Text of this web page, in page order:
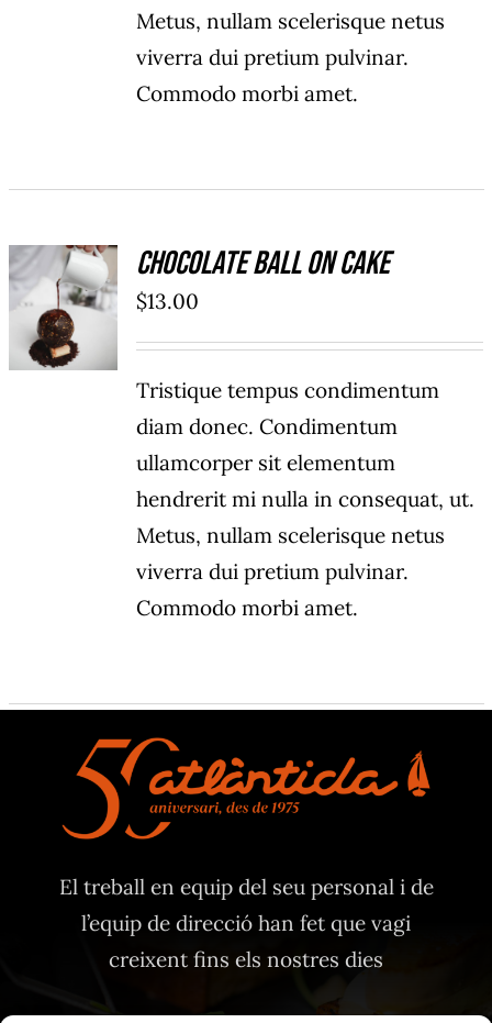
Metus, nullam scelerisque netus
viverra dui pretium pulvinar.
Commodo morbi amet.
AFEGEIX
A LA
CISTELLA
/
DETALLS
Chocolate Ball On Cake
$13.00
Tristique tempus condimentum
diam donec. Condimentum
ullamcorper sit elementum
hendrerit mi nulla in consequat, ut.
Metus, nullam scelerisque netus
viverra dui pretium pulvinar.
Commodo morbi amet.
El treball en equip del seu personal i de
l’equip de direcció han fet que vagi
creixent fins els nostres dies